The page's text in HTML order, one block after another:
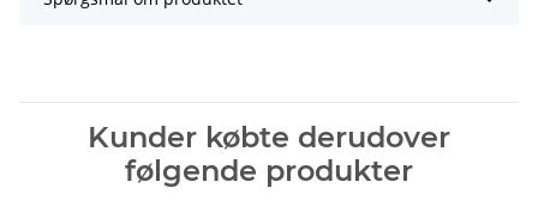
Kunder købte derudover
følgende produkter